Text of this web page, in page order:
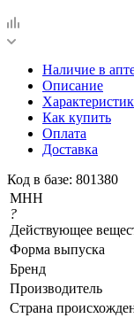
Наличие в
Описание
Как купить
Оплата
Доставка
Код в базе: 801380
МНН
?
Действующее
Форма выпуска
Бренд
Производитель
Страна